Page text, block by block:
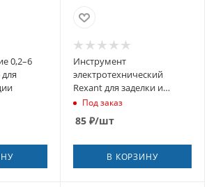
0,2–6
Инструмент
электротехнический
Rexant для заделки и
обрезки витой пары
Под заказ
85₽/шт
В КОРЗИНУ